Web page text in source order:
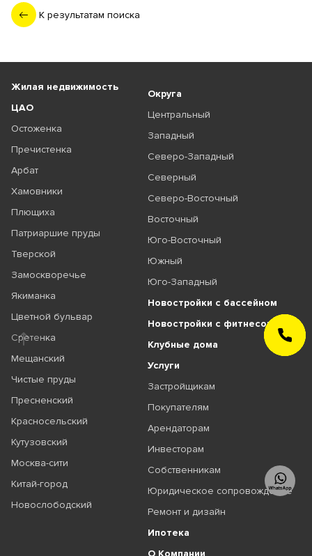
К результатам поиска
Жилая недвижимость
ЦАО
Остоженка
Пречистенка
Арбат
Хамовники
Плющиха
Патриаршие пруды
Тверской
Замоскворечье
Якиманка
Цветной бульвар
Сретенка
Мещанский
Чистые пруды
Пресненский
Красносельский
Кутузовский
Москва-сити
Китай-город
Новослободский
Округа
Центральный
Западный
Северо-Западный
Северный
Северо-Восточный
Восточный
Юго-Восточный
Южный
Юго-Западный
Новостройки с бассейном
Новостройки с фитнесом
Клубные дома
Услуги
Застройщикам
Покупателям
Арендаторам
Инвесторам
Собственникам
Юридическое сопровождение
Ремонт и дизайн
Ипотека
ЗАКАЗАТЬ
ЗВОНОК